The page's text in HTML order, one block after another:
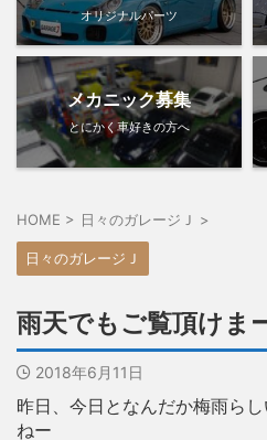
オリジナルパーツ
メカニック募集
とにかく車好きの方へ
HOME > 日々のガレージＪ >
日々のガレージＪ
雨天でもご覧頂けま
2018年6月11日
昨日、今日となんだか梅雨ら
ねー